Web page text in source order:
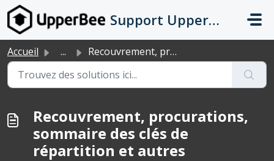
Passer au contenu principal
Support UpperBee
Accueil ... Recouvrement, procurations, sommaire des clés de répartit...
Recouvrement, procurations,
sommaire des clés de
répartition et autres